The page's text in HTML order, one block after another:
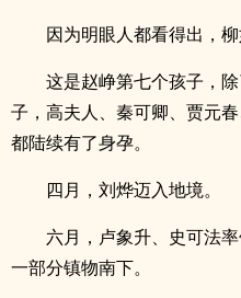
因为明眼人都看得出，柳
这是赵峥第七个孩子，
子，高夫人、秦可卿、贾元
都陆续有了身孕。
四月，刘烨迈入地境。
六月，卢象升、史可法
一部分镇物南下。